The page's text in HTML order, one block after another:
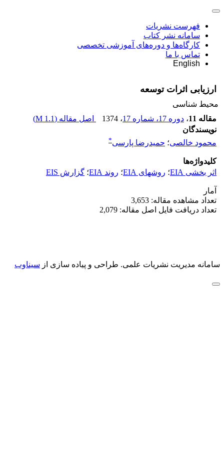
فهرست نشریات
سامانه نشر کتاب
کارگاه‌ها و دوره‌های آموزشی تخصصی
تماس با ما
English
ارزیابی اثرات توسعه
محیط شناسی
مقاله 11
، دوره 17، شماره 17 ، 1374 اصل مقاله (1.1 M
)
نویسندگان
محمود خالصی؛ حمیدرضا پارسی*
کلیدواژه‌ها
اثر بخشی EIA
؛ روشهای EIA ؛ روند EIA ؛ گزارش EIS
آمار
تعداد مشاهده مقاله: 3,653
تعداد دریافت فایل اصل مقاله: 2,079
سامانه مدیریت نشریات علمی. طراحی و پیاده سازی از سیناوب